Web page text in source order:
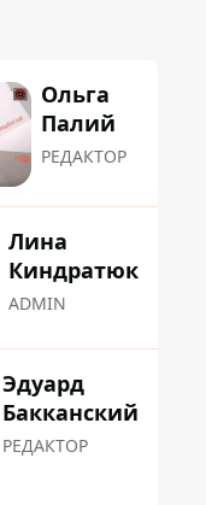
Ольга
Палий
РЕДАКТОР
Лина
Киндратюк
ADMIN
Эдуард
Бакканский
РЕДАКТОР